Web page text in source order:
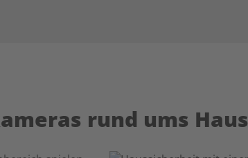
rund ums Haus